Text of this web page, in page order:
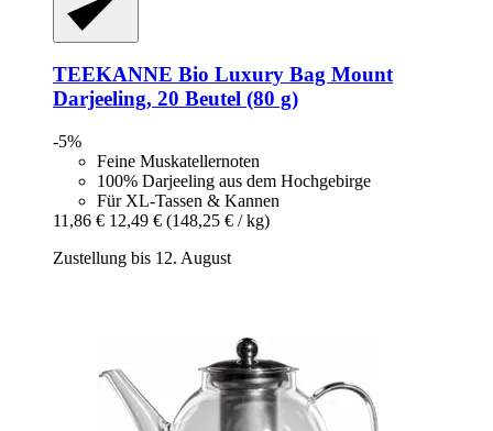
TEEKANNE Bio Luxury Bag Mount
Darjeeling, 20 Beutel (80 g)
-5%
Feine Muskatellernoten
100% Darjeeling aus dem Hochgebirge
Für XL-Tassen & Kannen
11,86 € 12,49 € (148,25 € / kg)
Zustellung bis 12. August